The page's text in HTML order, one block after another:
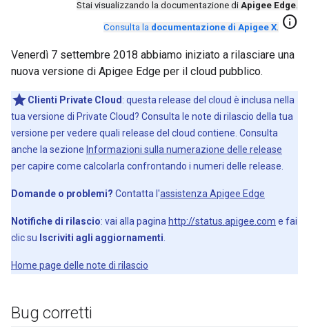
Stai visualizzando la documentazione di Apigee Edge.
Consulta la documentazione di Apigee X. info
Venerdì 7 settembre 2018 abbiamo iniziato a rilasciare una
nuova versione di Apigee Edge per il cloud pubblico.
Clienti Private Cloud : questa release del cloud è inclusa nella
tua versione di Private Cloud? Consulta le note di rilascio della tua
versione per vedere quali release del cloud contiene. Consulta
anche la sezione Informazioni sulla numerazione delle release
per capire come calcolarla confrontando i numeri delle release.
Domande o problemi? Contatta l'assistenza Apigee Edge
Notifiche di rilascio: vai alla pagina http://status.apigee.com e fai
clic su Iscriviti agli aggiornamenti
Home page delle note di rilascio
Bug corretti